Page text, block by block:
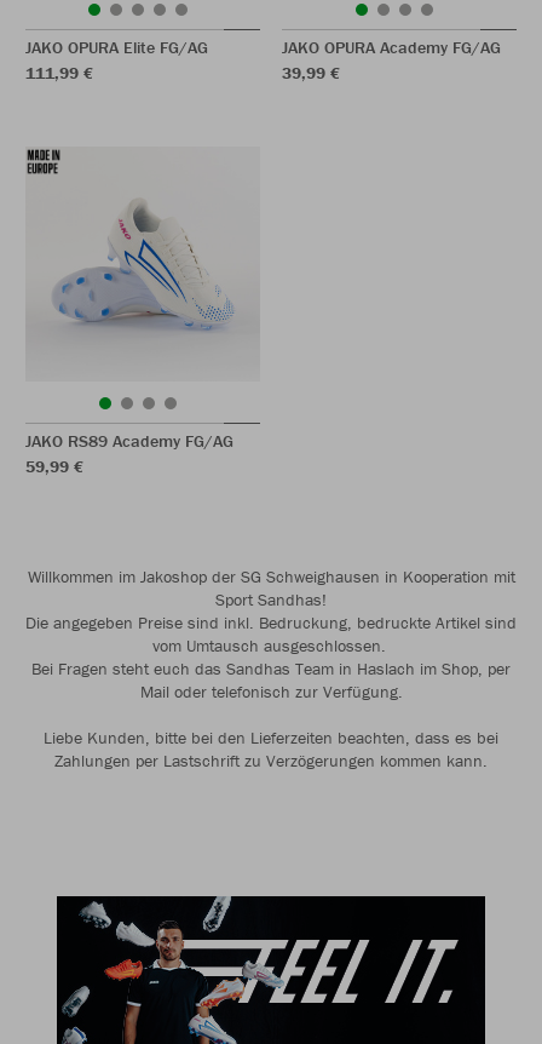
JAKO OPURA Elite FG/AG
111,99 €
JAKO OPURA Academy FG/AG
39,99 €
JAKO RS89 Academy FG/AG
59,99 €
Willkommen im Jakoshop der SG Schweighausen in Kooperation mit
Sport Sandhas!
Die angegeben Preise sind inkl. Bedruckung, bedruckte Artikel sind
vom Umtausch ausgeschlossen.
Bei Fragen steht euch das Sandhas Team in Haslach im Shop, per
Mail oder telefonisch zur Verfügung.
Liebe Kunden, bitte bei den Lieferzeiten beachten, dass es bei
Zahlungen per Lastschrift zu Verzögerungen kommen kann.